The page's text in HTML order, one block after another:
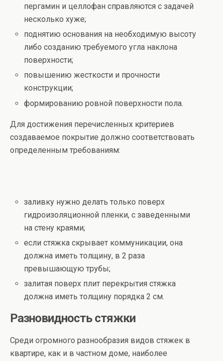
пергамин и целлофан справляются с задачей
несколько хуже;
поднятию основания на необходимую высоту
либо созданию требуемого угла наклона
поверхности;
повышению жесткости и прочности
конструкции;
формированию ровной поверхности пола.
Для достижения перечисленных критериев
создаваемое покрытие должно соответствовать
определенным требованиям:
заливку нужно делать только поверх
гидроизоляционной пленки, с заведенными
на стену краями;
если стяжка скрывает коммуникации, она
должна иметь толщину, в 2 раза
превышающую трубы;
залитая поверх плит перекрытия стяжка
должна иметь толщину порядка 2 см.
Разновидность стяжки
Среди огромного разнообразия видов стяжек в
квартире, как и в частном доме, наиболее